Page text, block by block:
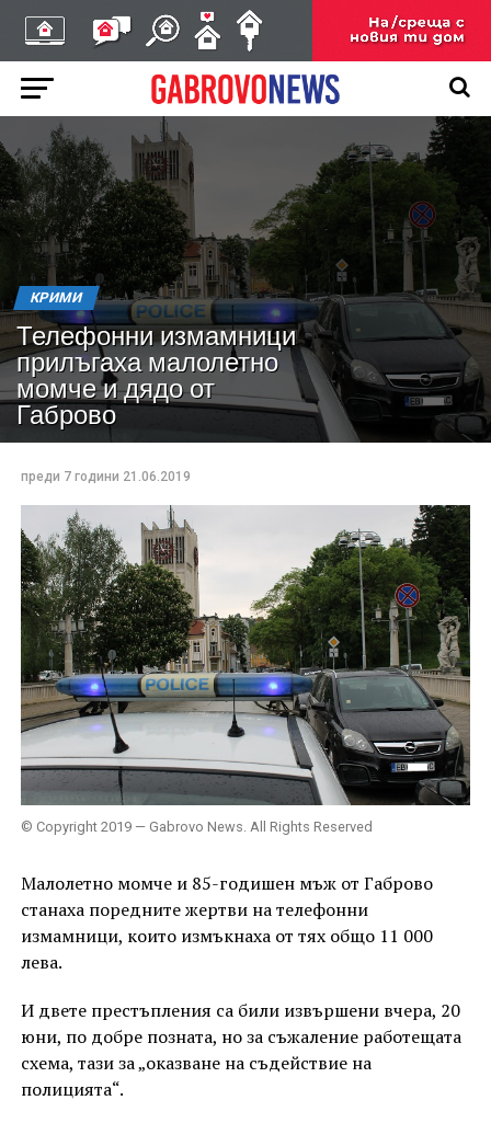
КРИМИ
Телефонни измамници
прилъгаха малолетно
момче и дядо от
Габрово
преди 7 години 21.06.2019
© Copyright 2019 — Gabrovo News. All Rights Reserved
Малолетно момче и 85-годишен мъж от Габрово
станаха поредните жертви на телефонни
измамници, които измъкнаха от тях общо 11 000
лева.
И двете престъпления са били извършени вчера, 20
юни, по добре позната, но за съжаление работещата
схема, тази за „оказване на съдействие на
полицията“.